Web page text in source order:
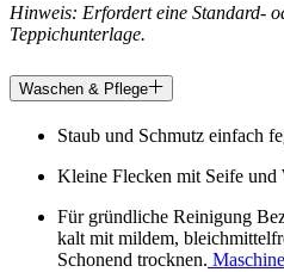
Hinweis: Erfordert eine Standard-
Teppichunterlage.
Waschen & Pflege
Staub und Schmutz einfach
Kleine Flecken mit Seife und
Für gründliche Reinigung
kalt mit mildem,
Schonend trocknen.